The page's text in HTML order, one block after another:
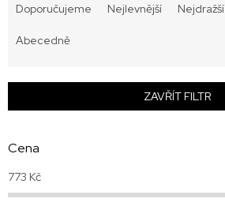
e
í
r
d
k
t
Doporučujeme Nejlevnější Nejdražší
Abecedně
ZAVŘÍT FILTR
Cena
773 Kč